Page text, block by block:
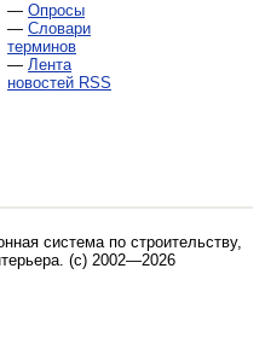
— Опросы
— Словари
терминов
— Лента
новостей RSS
система по строительству,
. (c) 2002—2026